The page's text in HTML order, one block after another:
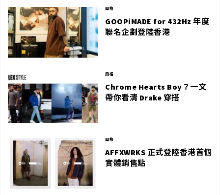
風格
GOOPiMADE for 432Hz 年度
聯名企劃登陸香港
風格
Chrome Hearts Boy？一文
帶你看清 Drake 穿搭
風格
AFFXWRKS 正式登陸香港首個
實體銷售點